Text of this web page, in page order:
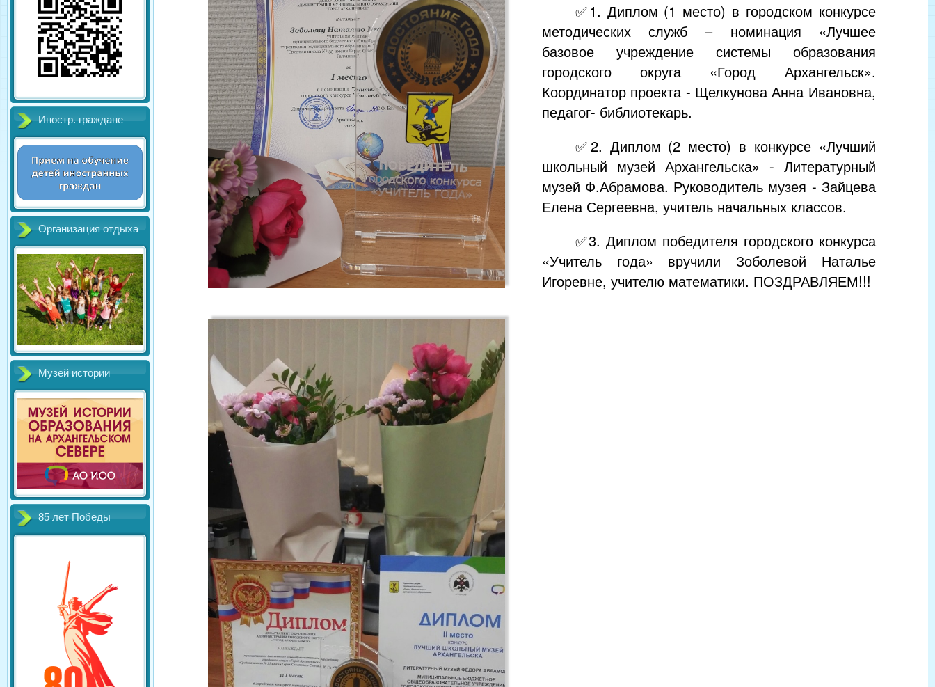
Иностр. граждане
Организация отдыха
Музей истории
85 лет Победы
✅1. Диплом (1 место) в городском конкурсе
методических служб – номинация «Лучшее
базовое учреждение системы образования
городского округа «Город Архангельск».
Координатор проекта - Щелкунова Анна Ивановна,
педагог- библиотекарь.
✅2. Диплом (2 место) в конкурсе «Лучший
школьный музей Архангельска» - Литературный
музей Ф.Абрамова. Руководитель музея - Зайцева
Елена Сергеевна, учитель начальных классов.
✅3. Диплом победителя городского конкурса
«Учитель года» вручили Зоболевой Наталье
Игоревне, учителю математики. ПОЗДРАВЛЯЕМ!!!